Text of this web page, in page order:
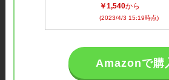
￥1,540から
(2023/4/3 15:19時点)
Amazonで購